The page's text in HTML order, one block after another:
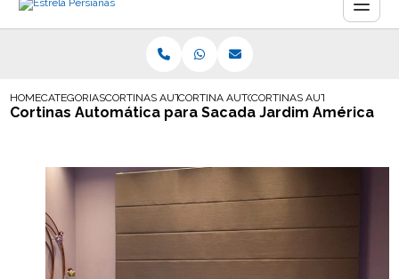
HOMECATEGORIASCORTINAS AUTOMATICASCORTINA AUTOMATIZADACORTINAS AUTOMATICA
Cortinas Automática para Sacada Jardim América